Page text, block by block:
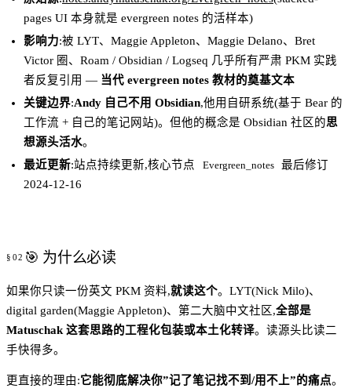
pages UI 本身就是 evergreen notes 的活样本)
影响力:被 LYT、Maggie Appleton、Maggie Delano、Bret
Victor 圈、Roam / Obsidian / Logseq 几乎所有严肃 PKM 实践
者反复引用 — 当代 evergreen notes 教材的奠基文本
关键边界:Andy 自己不用 Obsidian,他用自研系统(基于 Bear 的
工作流 + 自己的笔记网站)。但他的概念是 Obsidian 社区的思
想源头活水。
最近更新:站点持续更新,核心节点 Evergreen_notes
最后修订
2024-12-16
🎯 为什么必读
如果你只读一份英文 PKM 资料,就读这个。LYT(Nick Milo)、
digital garden(Maggie Appleton)、第二大脑中文社区,全部是
Matuschak 这套思路的工程化包装或本土化转译。读源头比读二
手快得多。
更直接的理由:它能彻底解决你”记了笔记找不到/用不上”的痛点。